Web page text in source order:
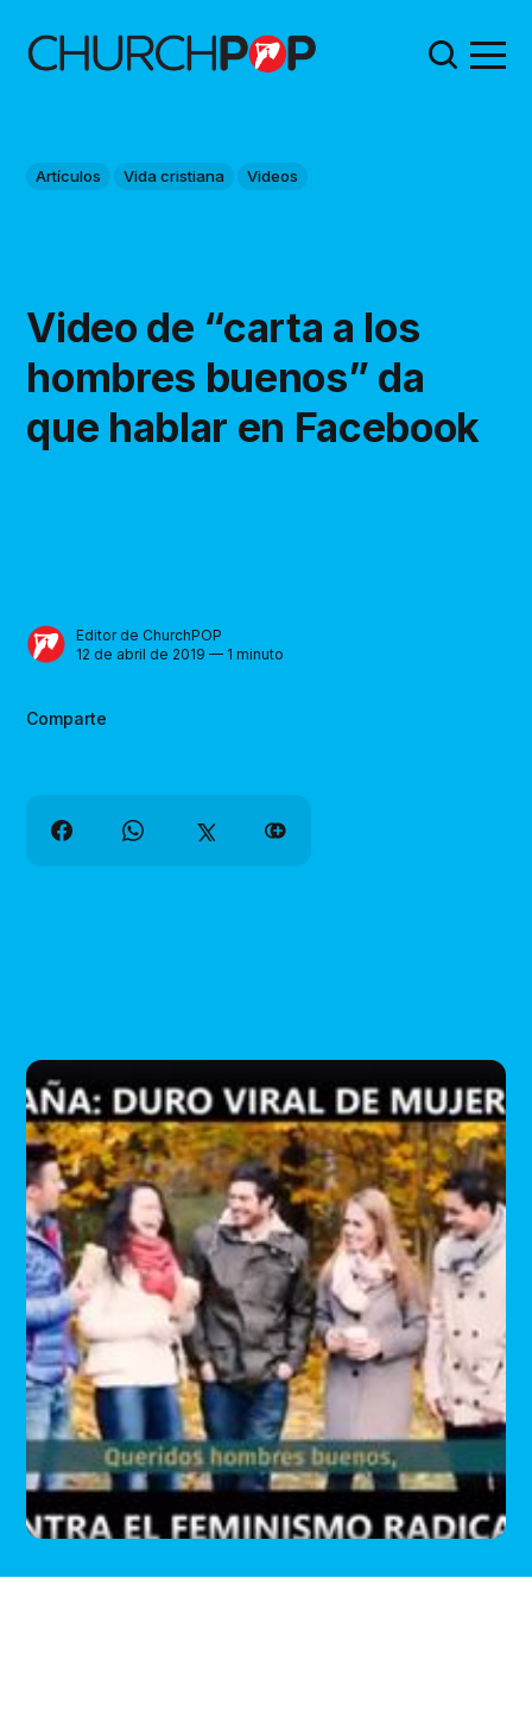
Artículos Vida cristiana Videos
Video de “carta a los
hombres buenos” da
que hablar en Facebook
Editor de ChurchPOP
12 de abril de 2019 — 1 minuto
Comparte